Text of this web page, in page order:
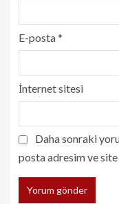
E-posta*
İnternet sitesi
Daha sonraki
posta adresim ve